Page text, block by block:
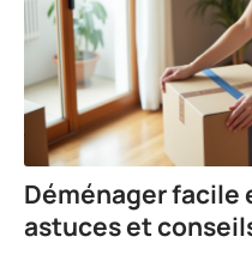
Déménager facile
astuces et